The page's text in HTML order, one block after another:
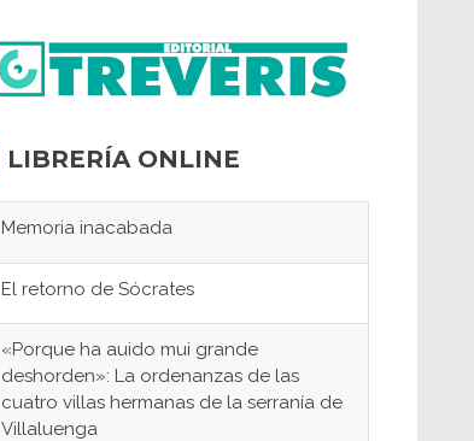
LIBRERÍA ONLINE
Memoria inacabada
El retorno de Sócrates
«Porque ha auido mui grande
deshorden»: La ordenanzas de las
cuatro villas hermanas de la serranía de
Villaluenga